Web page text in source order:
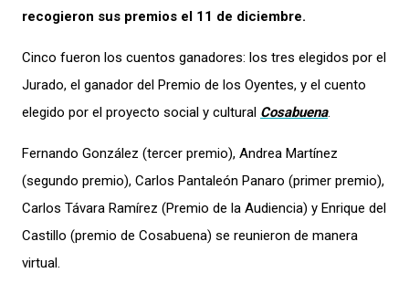
recogieron sus premios el 11 de diciembre.
Cinco fueron los cuentos ganadores: los tres elegidos por el
Jurado, el ganador del Premio de los Oyentes, y el cuento
elegido por el proyecto social y cultural Cosabuena.
Fernando González (tercer premio), Andrea Martínez
(segundo premio), Carlos Pantaleón Panaro (primer premio),
Carlos Távara Ramírez (Premio de la Audiencia) y Enrique del
Castillo (premio de Cosabuena) se reunieron de manera
virtual.